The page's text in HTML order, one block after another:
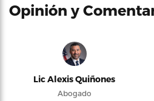
Opinión y
Lic Alexis Quiñones
Abogado